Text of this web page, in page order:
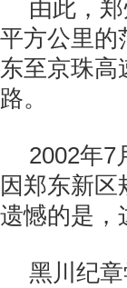
由此，
平方公里的
东至京珠高
路。
2002年7
因郑东新区
遗憾的是，
黑川纪